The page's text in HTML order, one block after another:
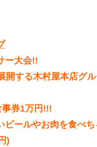
ー大会!!
開する木村屋本店グ
事券1万円!!!
ビールやお肉を食べ
)